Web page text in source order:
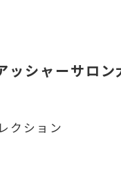
ッシャーサロン
クション